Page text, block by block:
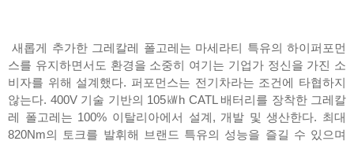
새롭게 추가한 그레칼레 폴고레는 마세라티 특유의 하이퍼포먼
스를 유지하면서도 환경을 소중히 여기는 기업가 정신을 가진 소
비자를 위해 설계했다. 퍼포먼스는 전기차라는 조건에 타협하지
않는다. 400V 기술 기반의 105㎾h CATL 배터리를 장착한 그레칼
레 폴고레는 100% 이탈리아에서 설계, 개발 및 생산한다. 최대
820Nm의 토크를 발휘해 브랜드 특유의 성능을 즐길 수 있으며